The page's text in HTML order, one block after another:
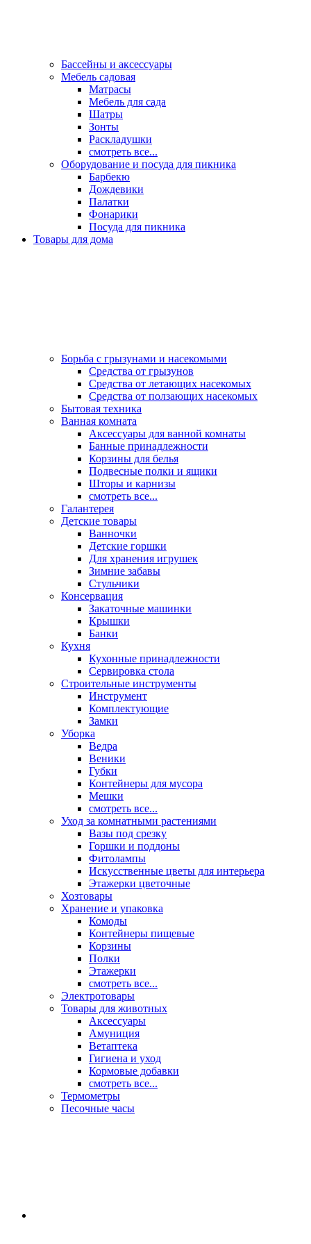
Бассейны и аксессуары
Мебель садовая
Матрасы
Мебель для сада
Шатры
Зонты
Раскладушки
смотреть все...
Оборудование и посуда для пикника
Барбекю
Дождевики
Палатки
Фонарики
Посуда для пикника
Товары для дома
Борьба с грызунами и насекомыми
Средства от грызунов
Средства от летающих насекомых
Средства от ползающих насекомых
Бытовая техника
Ванная комната
Аксессуары для ванной комнаты
Банные принадлежности
Корзины для белья
Подвесные полки и ящики
Шторы и карнизы
смотреть все...
Галантерея
Детские товары
Ванночки
Детские горшки
Для хранения игрушек
Зимние забавы
Стульчики
Консервация
Закаточные машинки
Крышки
Банки
Кухня
Кухонные принадлежности
Сервировка стола
Строительные инструменты
Инструмент
Комплектующие
Замки
Уборка
Ведра
Веники
Губки
Контейнеры для мусора
Мешки
смотреть все...
Уход за комнатными растениями
Вазы под срезку
Горшки и поддоны
Фитолампы
Искусственные цветы для интерьера
Этажерки цветочные
Хозтовары
Хранение и упаковка
Комоды
Контейнеры пищевые
Корзины
Полки
Этажерки
смотреть все...
Электротовары
Товары для животных
Аксессуары
Амуниция
Ветаптека
Гигиена и уход
Кормовые добавки
смотреть все...
Термометры
Песочные часы